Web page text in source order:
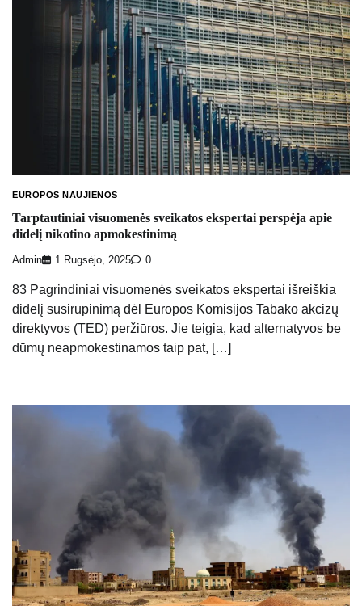
EUROPOS NAUJIENOS
Tarptautiniai visuomenės sveikatos ekspertai perspėja apie
didelį nikotino apmokestinimą
Admin 1 Rugsėjo, 2025 0
83 Pagrindiniai visuomenės sveikatos ekspertai išreiškia
didelį susirūpinimą dėl Europos Komisijos Tabako akcizų
direktyvos (TED) peržiūros. Jie teigia, kad alternatyvos be
dūmų neapmokestinamos taip pat, […]